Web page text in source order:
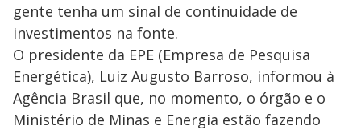
gente tenha um sinal de continuidade de
investimentos na fonte.
O presidente da EPE (Empresa de Pesquisa
Energética), Luiz Augusto Barroso, informou à
Agência Brasil que, no momento, o órgão e o
Ministério de Minas e Energia estão fazendo